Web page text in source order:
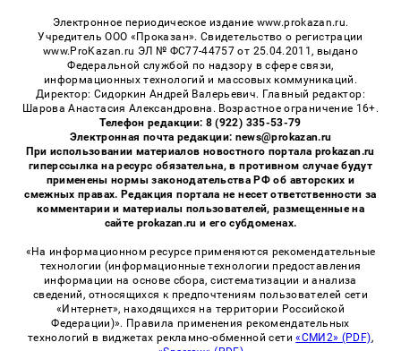
Электронное периодическое издание www.prokazan.ru.
Учредитель ООО «Проказан». Cвидетельство о регистрации
www.ProKazan.ru ЭЛ № ФС77-44757 от 25.04.2011, выдано
Федеральной службой по надзору в сфере связи,
информационных технологий и массовых коммуникаций.
Директор: Сидоркин Андрей Валерьевич. Главный редактор:
Шарова Анастасия Александровна. Возрастное ограничение 16+.
Телефон редакции: 8 (922) 335-53-79
Электронная почта редакции: news@prokazan.ru
При использовании материалов новостного портала prokazan.ru
гиперссылка на ресурс обязательна, в противном случае будут
применены нормы законодательства РФ об авторских и
смежных правах. Редакция портала не несет ответственности за
комментарии и материалы пользователей, размещенные на
сайте prokazan.ru и его субдоменах.
«На информационном ресурсе применяются рекомендательные
технологии (информационные технологии предоставления
информации на основе сбора, систематизации и анализа
сведений, относящихся к предпочтениям пользователей сети
«Интернет», находящихся на территории Российской
Федерации)». Правила применения рекомендательных
технологий в виджетах рекламно-обменной сети«СМИ2» (PDF),